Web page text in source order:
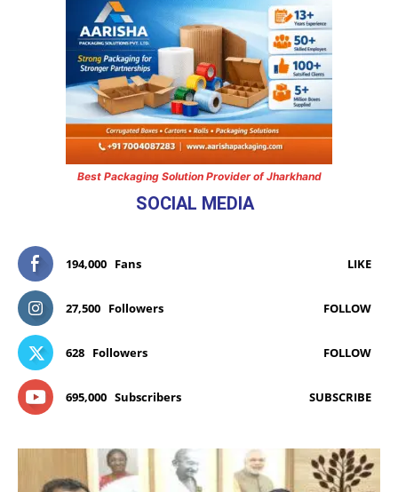
Best Packaging Solution Provider of Jharkhand
SOCIAL MEDIA
194,000 Fans LIKE
27,500 Followers FOLLOW
628 Followers FOLLOW
695,000 Subscribers SUBSCRIBE